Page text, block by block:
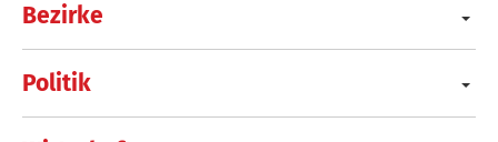
Bezirke
Politik